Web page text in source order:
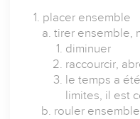
placer ensemble
tirer ensemble,
diminuer
raccourcir,
le temps a
limites, il est
rouler